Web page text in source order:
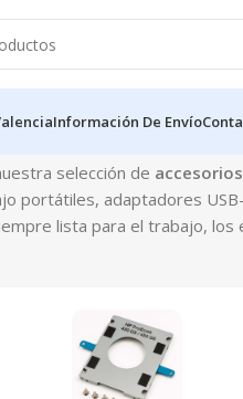
Información De Envío
selección de
portátiles, adaptadores
lista para el trabajo,